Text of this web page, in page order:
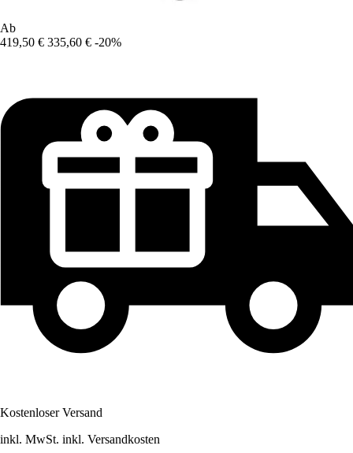
Ab
419,50 € 335,60 € -20%
Kostenloser Versand
inkl. MwSt. inkl. Versandkosten